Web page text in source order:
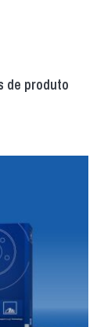
de produto